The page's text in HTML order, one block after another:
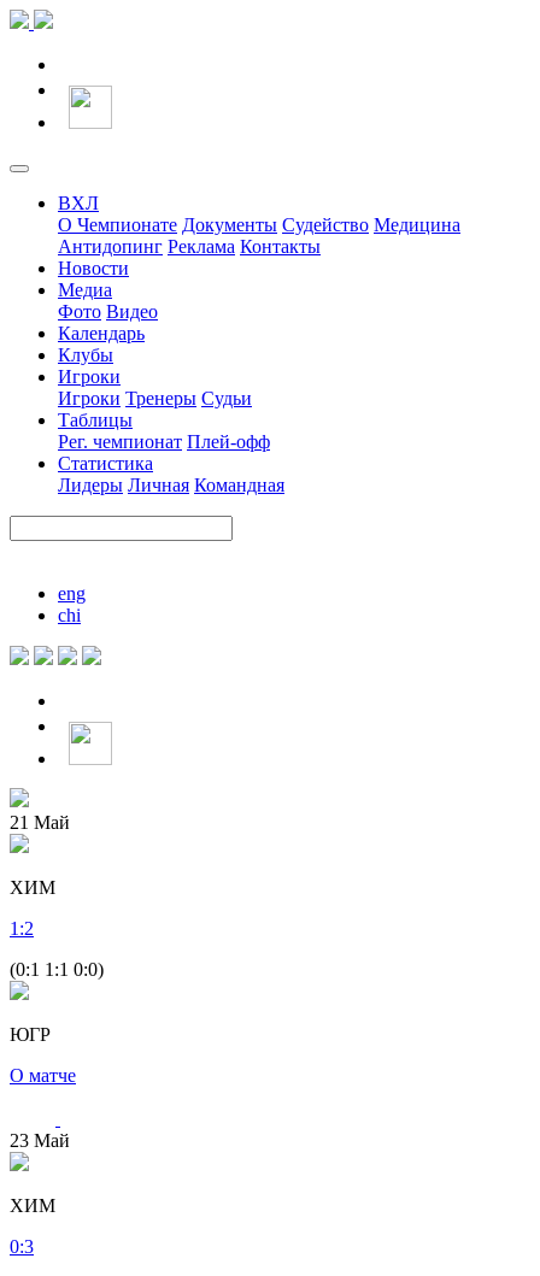
ВХЛ
О Чемпионате Документы Судейство Медицина
Антидопинг Реклама Контакты
Новости
Медиа
Фото Видео
Календарь
Клубы
Игроки
Игроки Тренеры Судьи
Таблицы
Рег. чемпионат Плей-офф
Статистика
Лидеры Личная Командная
eng
chi
21 Май
ХИМ
1 :2
(0:1 1:1 0:0)
ЮГР
О матче
23 Май
ХИМ
0:3